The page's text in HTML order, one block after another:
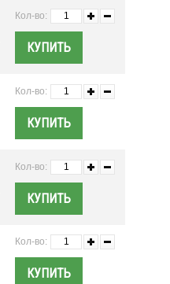
Кол-во:
Кол-во:
Кол-во:
Кол-во: